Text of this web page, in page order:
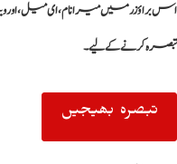
اس براؤزر میں میرا نام، ای میل،
تبصرہ کرنے کےلیے۔